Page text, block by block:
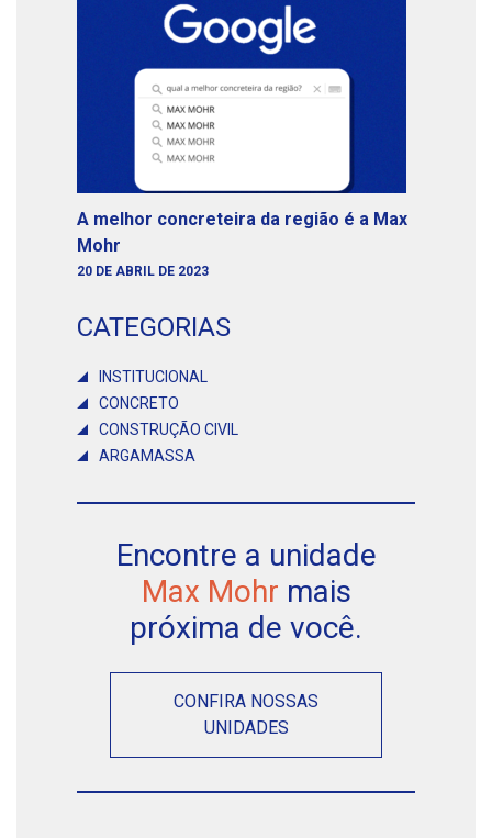
A melhor concreteira da região é a Max
Mohr
20 DE ABRIL DE 2023
CATEGORIAS
INSTITUCIONAL
CONCRETO
CONSTRUÇÃO CIVIL
ARGAMASSA
Encontre a unidade
Max Mohr mais
próxima de você.
CONFIRA NOSSAS
UNIDADES